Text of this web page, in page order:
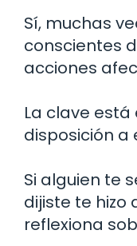
Sí, muchas
conscientes
acciones
La clave
disposición a
Si alguien te
dijiste te hizo
reflexiona